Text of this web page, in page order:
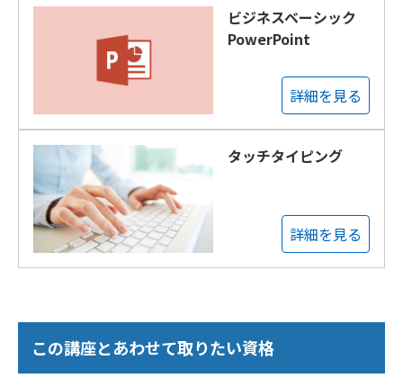
ビジネスベーシック
PowerPoint
詳細を見る
タッチタイピング
詳細を見る
この講座とあわせて取りたい資格